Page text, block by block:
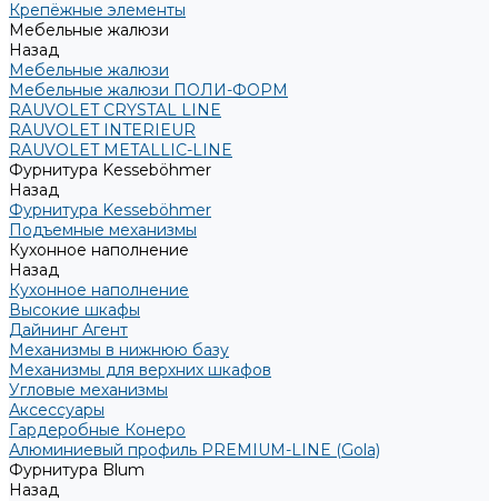
Крепёжные элементы
Мебельные жалюзи
Назад
Мебельные жалюзи
Мебельные жалюзи ПОЛИ-ФОРМ
RAUVOLET CRYSTAL LINE
RAUVOLET INTERIEUR
RAUVOLET METALLIC-LINE
Фурнитура Kesseböhmer
Назад
Фурнитура Kesseböhmer
Подъемные механизмы
Кухонное наполнение
Назад
Кухонное наполнение
Высокие шкафы
Дайнинг Агент
Механизмы в нижнюю базу
Механизмы для верхних шкафов
Угловые механизмы
Аксессуары
Гардеробные Конеро
Алюминиевый профиль PREMIUM-LINE (Gola)
Фурнитура Blum
Назад